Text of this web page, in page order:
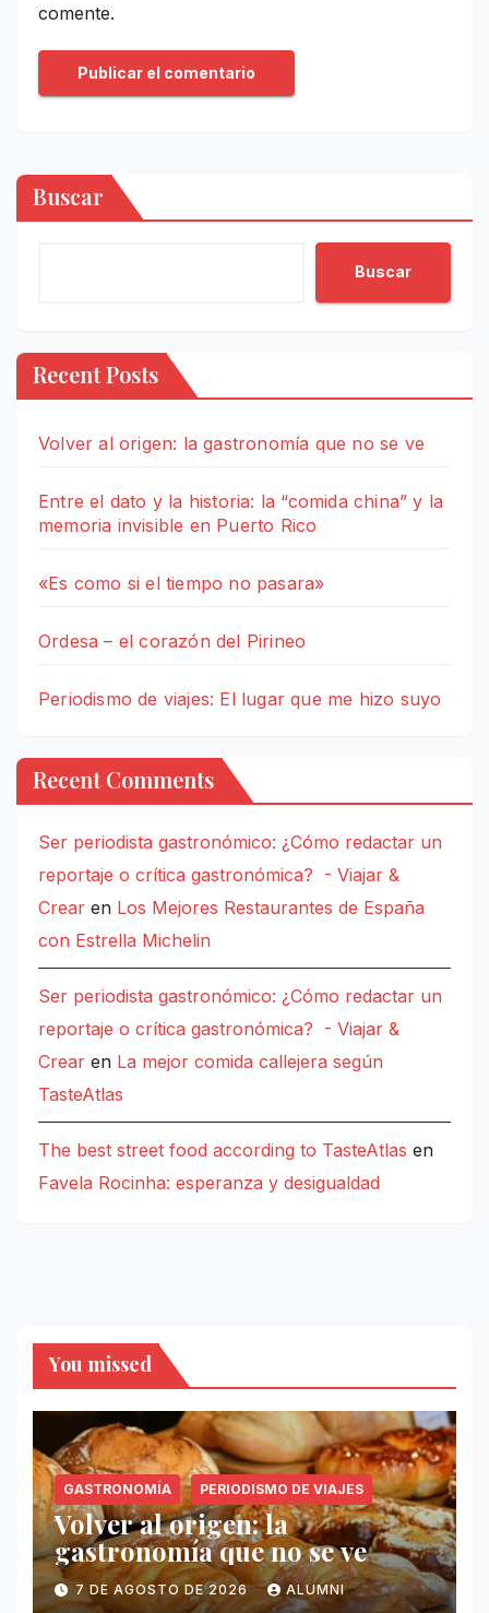
comente.
Buscar
Buscar
Recent Posts
Volver al origen: la gastronomía que no se ve
Entre el dato y la historia: la “comida china” y la
memoria invisible en Puerto Rico
«Es como si el tiempo no pasara»
Ordesa – el corazón del Pirineo
Periodismo de viajes: El lugar que me hizo suyo
Recent Comments
Ser periodista gastronómico: ¿Cómo redactar un
reportaje o crítica gastronómica? - Viajar &
Crear en Los Mejores Restaurantes de España
con Estrella Michelin
Ser periodista gastronómico: ¿Cómo redactar un
reportaje o crítica gastronómica? - Viajar &
Crear en La mejor comida callejera según
TasteAtlas
The best street food according to TasteAtlas en
Favela Rocinha: esperanza y desigualdad
You missed
GASTRONOMÍA PERIODISMO DE VIAJES
Volver al origen: la
gastronomía que no se ve
7 DE AGOSTO DE 2026 ALUMNI